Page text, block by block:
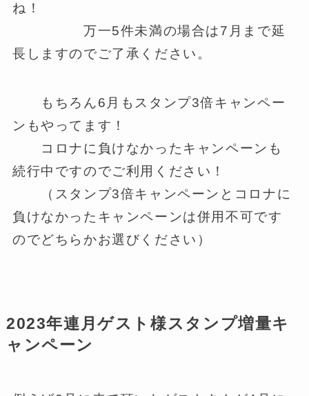
ね！
万一5件未満の場合は7月まで延
長しますのでご了承ください。
もちろん6月もスタンプ3倍キャンペー
ンもやってます！
コロナに負けなかったキャンペーンも
続行中ですのでご利用ください！
（スタンプ3倍キャンペーンとコロナに
負けなかったキャンペーンは併用不可です
のでどちらかお選びください）
2023年連月ゲスト様スタンプ増量キ
ャンペーン